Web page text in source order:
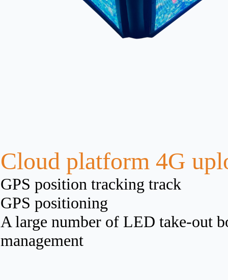
Cloud platform 4G
GPS position tracking track
GPS positioning
A large number of LED take-out
management